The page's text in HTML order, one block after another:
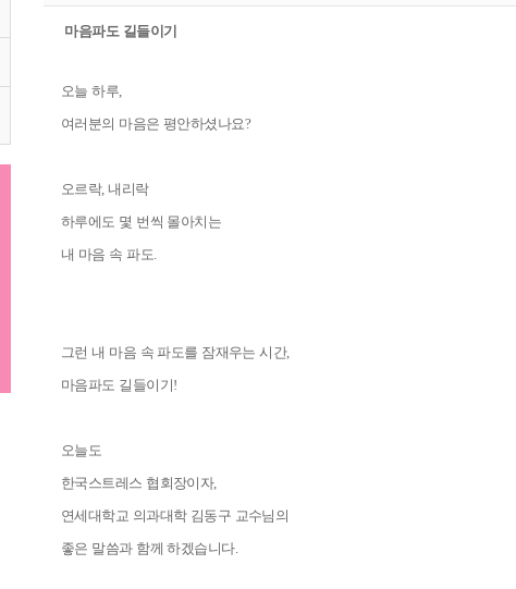
마음파도 길들이기
오늘 하루,
여러분의 마음은 평안하셨나요?
오르락, 내리락
하루에도 몇 번씩 몰아치는
내 마음 속 파도.
그런 내 마음 속 파도를 잠재우는 시간,
마음파도 길들이기!
오늘도
한국스트레스 협회장이자,
연세대학교 의과대학 김동구 교수님의
좋은 말씀과 함께 하겠습니다.